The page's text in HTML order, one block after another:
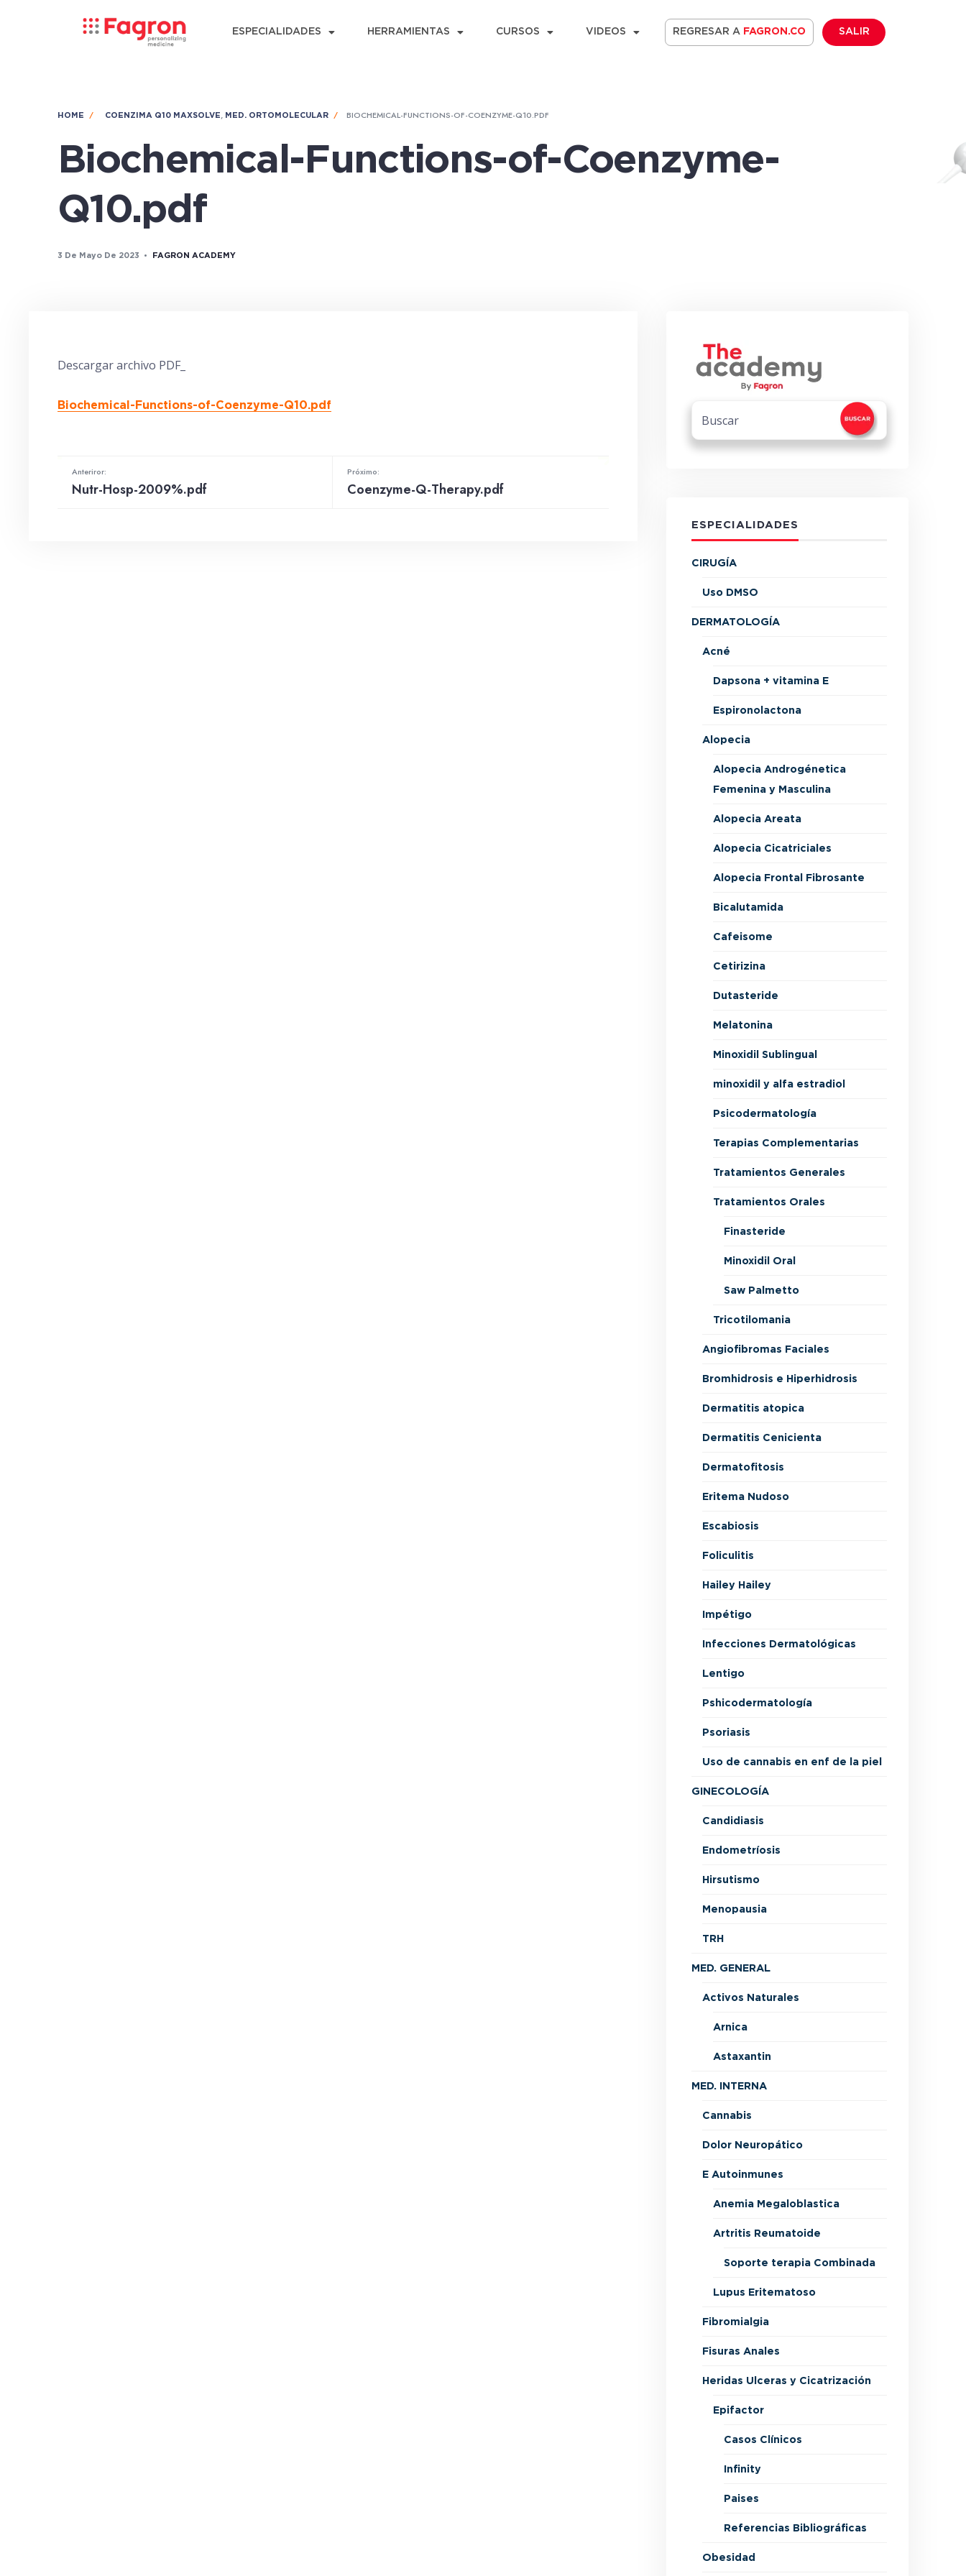
ESPECIALIDADES HERRAMIENTAS CURSOS VIDEOS REGRESAR A FAGRON.CO SALIR
HOME COENZIMA Q10 MAXSOLVE, MED. ORTOMOLECULAR BIOCHEMICAL-FUNCTIONS-OF-COENZYME-Q10.PDF
Biochemical-Functions-of-Coenzyme-
Q10.pdf
3 De Mayo De 2023 • FAGRON ACADEMY
Descargar archivo PDF_
Biochemical-Functions-of-Coenzyme-Q10.pdf
Anteriror:
Nutr-Hosp-2009%.pdf
Próximo:
Coenzyme-Q-Therapy.pdf
ESPECIALIDADES
CIRUGÍA
Uso DMSO
DERMATOLOGÍA
Acné
Dapsona + vitamina E
Espironolactona
Alopecia
Alopecia Androgénetica
Femenina y Masculina
Alopecia Areata
Alopecia Cicatriciales
Alopecia Frontal Fibrosante
Bicalutamida
Cafeisome
Cetirizina
Dutasteride
Melatonina
Minoxidil Sublingual
minoxidil y alfa estradiol
Psicodermatología
Terapias Complementarias
Tratamientos Generales
Tratamientos Orales
Finasteride
Minoxidil Oral
Saw Palmetto
Tricotilomania
Angiofibromas Faciales
Bromhidrosis e Hiperhidrosis
Dermatitis atopica
Dermatitis Cenicienta
Dermatofitosis
Eritema Nudoso
Escabiosis
Foliculitis
Hailey Hailey
Impétigo
Infecciones Dermatológicas
Lentigo
Pshicodermatología
Psoriasis
Uso de cannabis en enf de la piel
GINECOLOGÍA
Candidiasis
Endometríosis
Hirsutismo
Menopausia
TRH
MED. GENERAL
Activos Naturales
Arnica
Astaxantin
MED. INTERNA
Cannabis
Dolor Neuropático
E Autoinmunes
Anemia Megaloblastica
Artritis Reumatoide
Soporte terapia Combinada
Lupus Eritematoso
Fibromialgia
Fisuras Anales
Heridas Ulceras y Cicatrización
Epifactor
Casos Clínicos
Infinity
Paises
Referencias Bibliográficas
Obesidad